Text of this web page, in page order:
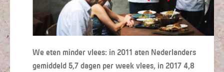
We eten minder vlees: in 2011 aten Nederlanders
gemiddeld 5,7 dagen per week vlees, in 2017 4,8